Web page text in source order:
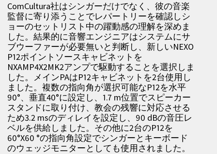
ComCultura社はシンガーだけでなく、彼の音楽
監督に寄り添うことでレパートリーを確認しシ
ョーのセットリスト中の躍動感の理解を深めま
した。結果的に音響エンジニアはシステムにサ
ブウーファーが必要無いと判断し、新しいNEXO
P12ポイントソースキャビネットを
NXAMP4X2MK2アンプで駆動することを選択しま
した。メインPAはP12キャビネットを2台使用し
ました。複数の指向角が選択可能なP12を水平
90°、垂直40°に設定し、1.7 m位置でスピーカー
スタンドに取り付け、教会の残響に対応させる
ため3.2 msのディレイを設定し、90 dBの音圧レ
ベルを供給しました。その他に2台のP12を
60°X60 °の指向角設定でシンガーとキーボード
のウェッジモニターとしても使用されました。